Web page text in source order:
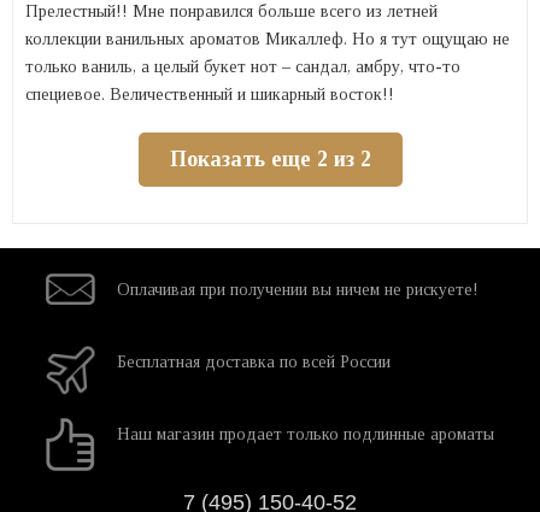
Прелестный!! Мне понравился больше всего из летней
коллекции ванильных ароматов Микаллеф. Но я тут ощущаю не
только ваниль, а целый букет нот – сандал, амбру, что-то
специевое. Величественный и шикарный восток!!
Показать еще 2 из 2
Оплачивая при получении вы ничем не рискуете!
Бесплатная доставка по всей России
Наш магазин продает только подлинные ароматы
7 (495) 150-40-52